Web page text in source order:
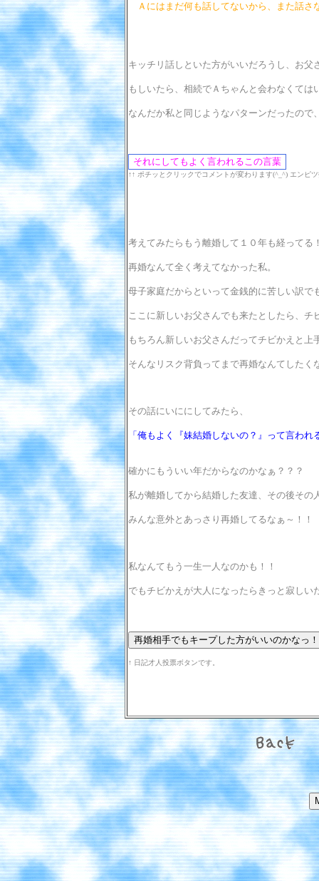
Ａにはまだ何も話してないから、また話さ
キッチリ話しといた方がいいだろうし、お
もしいたら、相続でＡちゃんと会わなくて
なんだか私と同じようなパターンだったの
↑↑ ポチッとクリックでコメントが変わります(^_^) エンピ
考えてみたらもう離婚して１０年も経ってる
再婚なんて全く考えてなかった私。
母子家庭だからといって金銭的に苦しい訳で
ここに新しいお父さんでも来たとしたら、
もちろん新しいお父さんだってチビかえと上
そんなリスク背負ってまで再婚なんてした
その話にいににしてみたら、
「俺もよく『妹結婚しないの？』って言われ
確かにもういい年だからなのかなぁ？？？
私が離婚してから結婚した友達、その後その
みんな意外とあっさり再婚してるなぁ～！！
私なんてもう一生一人なのかも！！
でもチビかえが大人になったらきっと寂しい
↑ 日記才人投票ボタンです。